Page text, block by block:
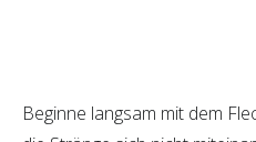
Beginne langsam mit dem